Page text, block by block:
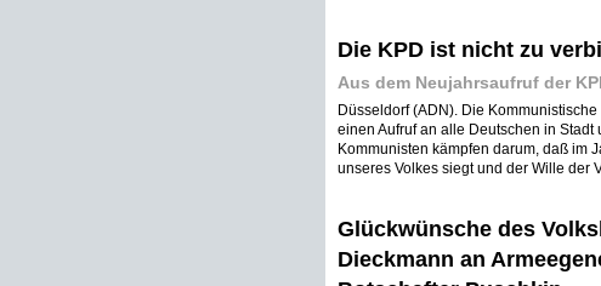
Die KPD ist nicht zu
Aus dem Neujahrsaufruf der
Düsseldorf (ADN). Die
einen Aufruf an alle Deutschen in Stadt
Kommunisten kämpfen darum, daß im
unseres Volkes siegt und der Wille der
Glückwünsche des
Dieckmann an